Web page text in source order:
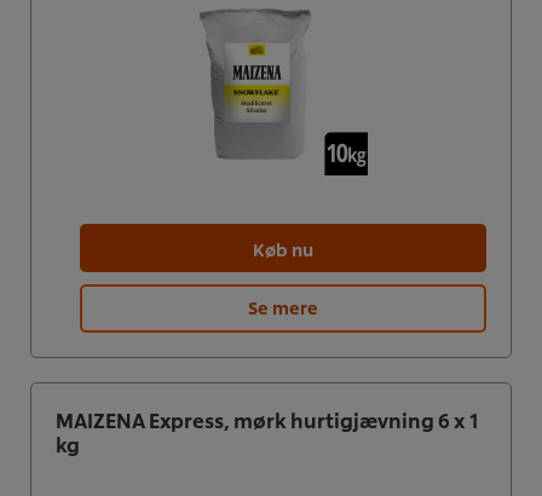
Køb nu
Se mere
MAIZENA Express, mørk hurtigjævning 6 x 1
kg